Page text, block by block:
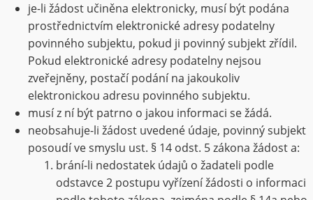
je-li žádost učiněna elektronicky, musí být podána
prostřednictvím elektronické adresy podatelny
povinného subjektu, pokud ji povinný subjekt zřídil.
Pokud elektronické adresy podatelny nejsou
zveřejněny, postačí podání na jakoukoliv
elektronickou adresu povinného subjektu.
musí z ní být patrno o jakou informaci se žádá.
neobsahuje-li žádost uvedené údaje, povinný subjekt
posoudí ve smyslu ust. § 14 odst. 5 zákona žádost a:
brání-li nedostatek údajů o žadateli podle
odstavce 2 postupu vyřízení žádosti o informaci